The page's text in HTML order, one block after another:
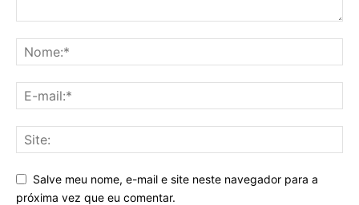
Salve meu nome, e-mail e site neste navegador para a
próxima vez que eu comentar.